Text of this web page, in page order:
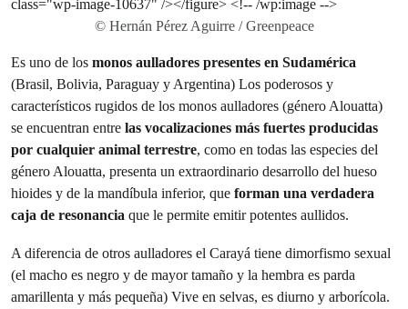
© Hernán Pérez Aguirre / Greenpeace
Es uno de los monos aulladores presentes en Sudamérica
(Brasil, Bolivia, Paraguay y Argentina) Los poderosos y
característicos rugidos de los monos aulladores (género Alouatta)
se encuentran entre las vocalizaciones más fuertes producidas
por cualquier animal terrestre, como en todas las especies del
género Alouatta, presenta un extraordinario desarrollo del hueso
hioides y de la mandíbula inferior, que forman una verdadera
caja de resonancia que le permite emitir potentes aullidos.
A diferencia de otros aulladores el Carayá tiene dimorfismo sexual
(el macho es negro y de mayor tamaño y la hembra es parda
amarillenta y más pequeña) Vive en selvas, es diurno y arborícola.